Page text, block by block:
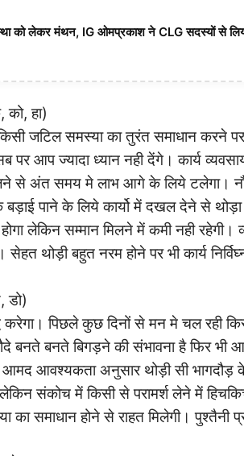
को लेकर मंथन, IG ओमप्रकाश ने CLG सदस्यों से
हा)
जटिल समस्या का तुरंत समाधान करने पर
पर आप ज्यादा ध्यान नही देंगे। कार्य
से अंत समय मे लाभ आगे के लिये टलेगा।
पाने के लिये कार्यो में दखल देने से
लेकिन सम्मान मिलने में कमी नही रहेगी।
थोड़ी बहुत नरम होने पर भी कार्य
डो)
पिछले कुछ दिनों से मन मे चल रही
बनते बिगड़ने की संभावना है फिर भी
आवश्यकता अनुसार थोड़ी सी भागदौड़
लेकिन संकोच में किसी से परामर्श लेने में
समाधान होने से राहत मिलेगी। पुश्तैनी